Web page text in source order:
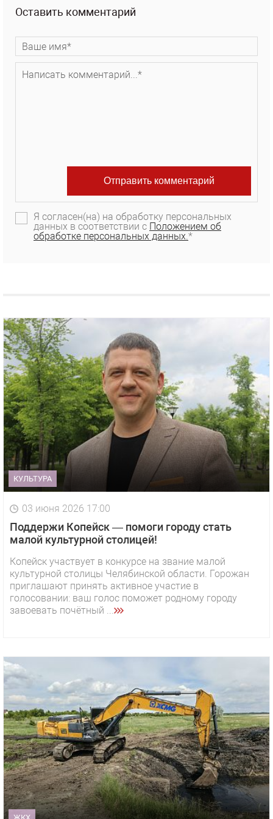
Оставить комментарий
Я согласен(на) на обработку персональных
данных в соответствии с Положением об
обработке персональных данных.*
КУЛЬТУРА
03 июня 2026 17:00
Поддержи Копейск — помоги городу стать
малой культурной столицей!
Копейск участвует в конкурсе на звание малой
культурной столицы Челябинской области. Горожан
приглашают принять активное участие в
голосовании: ваш голос поможет родному городу
завоевать почётный ...